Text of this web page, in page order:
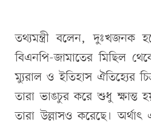
তথ্যমন্ত্রী বলেন,
বিএনপি-জামাতের মিছিল
ম্যুরাল ও ইতিহাস ঐতিহ্যের
তারা ভাঙচুর করে শুধু ক্ষান্ত
তারা উল্লাসও করেছে।